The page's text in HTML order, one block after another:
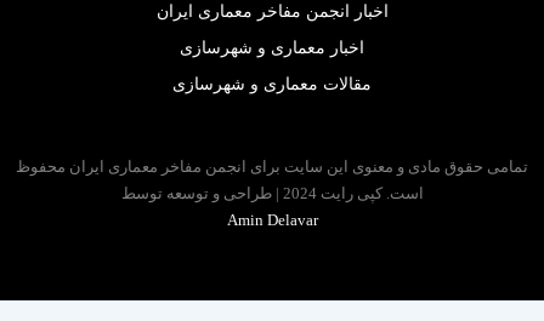
اخبار انجمن مفاخر معماری ایران
اخبار معماری و شهرسازی
مقالات معماری و شهرسازی
حقوق مادی و معنوی این سایت برای انجمن مفاخر معماری ایران محفوظ
است. کپی رایت 2024 | طراحی و توسعه توسط
Amin Delavar